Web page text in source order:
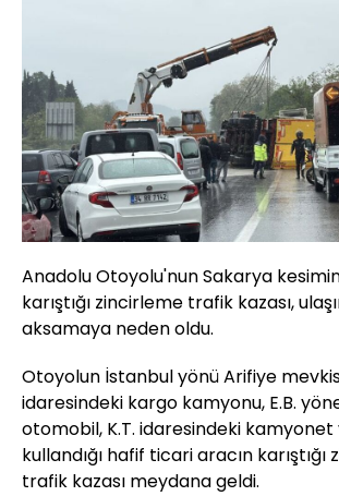
Anadolu Otoyolu'nun Sakarya
karıştığı zincirleme trafik kazası,
aksamaya neden oldu.
Otoyolun İstanbul yönü Arifiye
idaresindeki kargo kamyonu, E.B.
otomobil, K.T. idaresindeki kamyonet
kullandığı hafif ticari aracın
trafik kazası meydana geldi.